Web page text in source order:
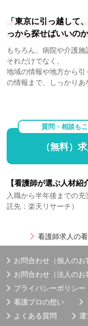
「東京に引っ越して
っから探せばいいの
もちろん、病院や介護
それだけでなく、
地域の情報や地方から
の情報まで、しっかりあ
質問・相談も
（無料）
【看護師が選ぶ人材紹
入職から半年後までの
託先：楽天リサーチ）
看護師求人の
お問合わせ（個人のお
お問合わせ（法人のお
プライバシーポリシー
看護プロの想い
よくある質問
運